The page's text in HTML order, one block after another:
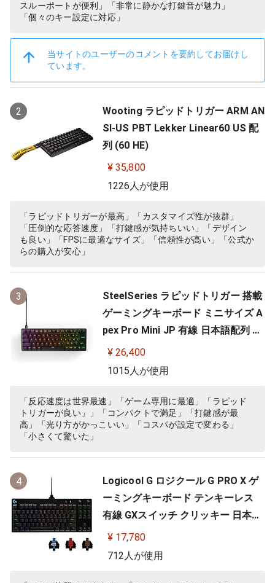
スルーポートが便利」「非常に静かな打鍵音が魅力」
「個々のキー設定に対応」
当サイトのユーザーのコメントを要約してお届けし
ています。
2
Wooting ラピッドトリガー ARM AN
SI-US PBT Lekker Linear60 US 配
列 (60 HE)
¥ 35,800
1226人が使用
「ラピッドトリガーが最高」「カスタマイズ性が抜群」
「圧倒的な応答速度」「打鍵感が気持ちいい」「デザイン
も良い」「FPSに最適なサイズ」「信頼性が高い」「公式か
らの購入が安心」
3
SteelSeries ラピッドトリガー 搭載
ゲーミングキーボード ミニサイズ A
pex Pro Mini JP 有線 日本語配列 O
mniPointスイッチ 2ーinー1アクシ
ョンキー 搭載 64825 ブラック
¥ 26,400
1015人が使用
「反応速度は世界最速」「ゲーム専用に最適」「ラピッド
トリガーが良い」」「コンパクトで満足」「打鍵感が最
高」「光り方がかっこいい」「コスパが設定で変わる」
「小さくて驚いた」
4
Logicool G ロジクール G PRO X ゲ
ーミングキーボード テンキーレス
有線 GXスイッチ クリッキー 日本語
配列 LIGHTSYNC RGB 着脱式ケーブ
ル G-PKB-002 国内正規品 【 ファイ
¥ 17,780
712人が使用